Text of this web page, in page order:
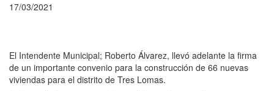
17/03/2021
El Intendente Municipal; Roberto Álvarez, llevó adelante la firma
de un importante convenio para la construcción de 66 nuevas
viviendas para el distrito de Tres Lomas.